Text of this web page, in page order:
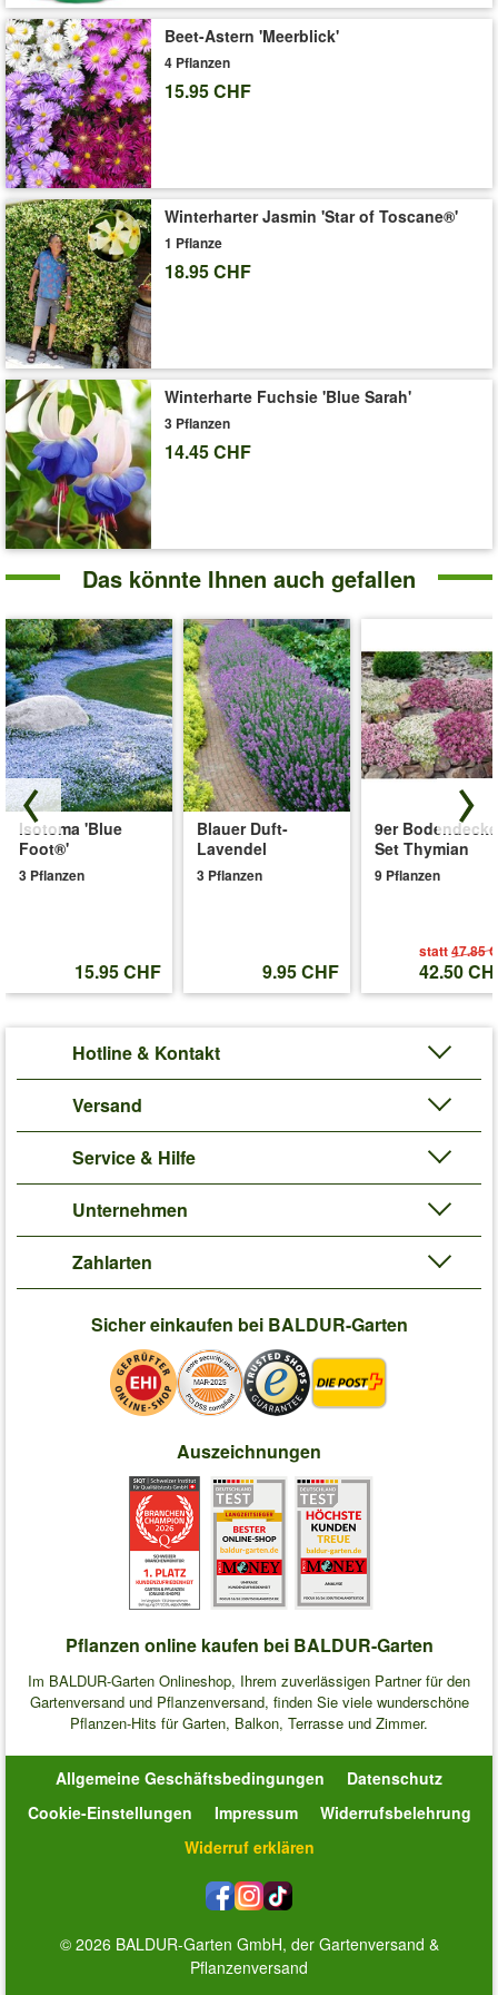
DieHänge-Petunie Purpurrote RoyalSKY
sonnigen bis halbschattigen Standort und entwickelt bis zu 60
cm lange Blütenkaskaden. Der Pflegeaufwand & Wasserbedarf
dieser einjährigen Sommerblume ist gering bis mittel. (Petunia)
(Petunia Hybride)
Art.-Nr.:7491
Liefergrösse:10,5 cm Topf
'Hänge-Petunie Purpurrote 'RoyalSKY®''
Beet-Astern 'Meerblick'
4 Pflanzen
15.95 CHF
Winterharter Jasmin 'Star of Toscane®'
1 Pflanze
18.95 CHF
Winterharte Fuchsie 'Blue Sarah'
3 Pflanzen
14.45 CHF
Das könnte Ihnen auch gefallen
Isotoma 'Blue
Foot®'
3 Pflanzen
15.95 CHF
Blauer Duft-
Lavendel
3 Pflanzen
9.95 CHF
9er
Set Thymian
9 Pflanzen
statt47.85
42.50
Hotline & Kontakt
Versand
Service & Hilfe
Unternehmen
Zahlarten
Sicher einkaufen bei BALDUR-Garten
Auszeichnungen
Pflanzen online kaufen bei BALDUR-Garten
Im BALDUR-Garten Onlineshop, Ihrem zuverlässigen Partner für den
Gartenversand und Pflanzenversand, finden Sie viele wunderschöne
Pflanzen-Hits für Garten, Balkon, Terrasse und Zimmer.
Allgemeine Geschäftsbedingungen
Datenschutz
Cookie-Einstellungen
Impressum
Widerrufsbelehrung
Widerruf erklären
© 2026 BALDUR-Garten GmbH, der Gartenversand &
Pflanzenversand